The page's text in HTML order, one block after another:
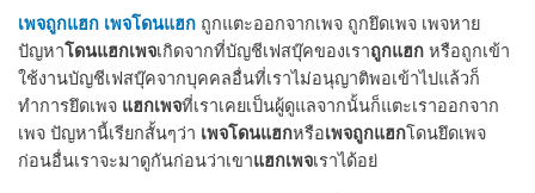
เพจถูกแฮก เพจโดนแฮก ถูกแตะออกจากเพจ ถูกยึดเพจ เพจหาย
ปัญหาโดนแฮกเพจเกิดจากที่บัญชีเฟสบุ๊คของเราถูกแฮก หรือถูกเข้า
ใช้งานบัญชีเฟสบุ๊คจากบุคคลอื่นที่เราไม่อนุญาติพอเข้าไปแล้วก็
ทำการยึดเพจ แฮกเพจที่เราเคยเป็นผู้ดูแลจากนั้นก็แตะเราออกจาก
เพจ ปัญหานี้เรียกสั้นๆว่า เพจโดนแฮกหรือเพจถูกแฮกโดนยึดเพจ
ก่อนอื่นเราจะมาดูกันก่อนว่าเขาแฮกเพจเราได้อย่